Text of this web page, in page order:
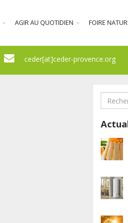
AGIR AU QUOTIDIEN FOIRE
ceder[at]ceder-provence.org